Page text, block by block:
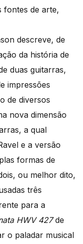
fontes de arte,
descreve, de
da história de
duas guitarras,
impressões
de diversos
nova dimensão
a qual
e a versão
formas de
ou melhor dito,
três
para a
HWV 427de
o paladar musical